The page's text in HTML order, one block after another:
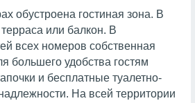
обустроена гостиная зона. В
или балкон. В
всех номеров собственная
большего удобства гостям
и бесплатные туалетно-
На всей территории